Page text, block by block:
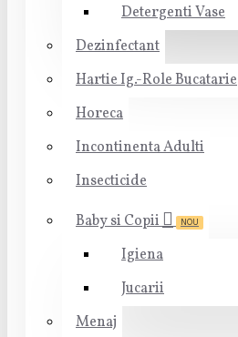
Detergenti Vase
Dezinfectant
Hartie Ig.-Role Bucatarie
Horeca
Incontinenta Adulti
Insecticide
Baby si Copii
NOU
Igiena
Jucarii
Menaj